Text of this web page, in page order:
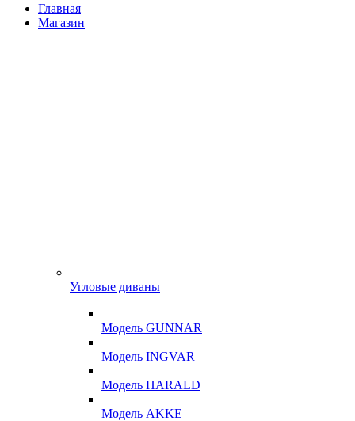
Главная
Магазин
Угловые диваны
Модель GUNNAR
Модель INGVAR
Модель HARALD
Модель AKKE